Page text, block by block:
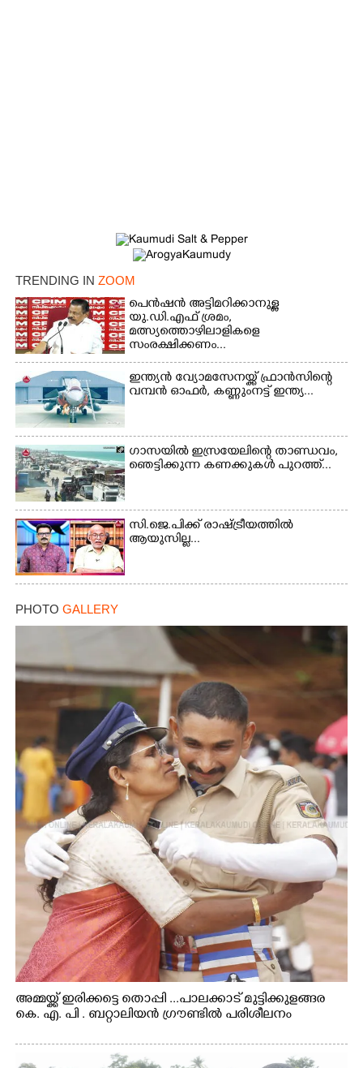
TRENDING IN ZOOM
പെൻഷൻ അട്ടിമറിക്കാനുള്ള
യു.ഡി.എഫ് ശ്രമം,
മത്സ്യത്തൊഴിലാളികളെ
സംരക്ഷിക്കണം...
ഇന്ത്യൻ വ്യോമസേനയ്ക്ക് ഫ്രാൻസിന്റെ
വമ്പൻ ഓഫർ, കണ്ണുംനട്ട് ഇന്ത്യ...
ഗാസയിൽ ഇസ്രയേലിന്റെ താണ്ഡവം,
ഞെട്ടിക്കുന്ന കണക്കുകൾ പുറത്ത്...
സി.ജെ.പിക്ക് രാഷ്ട്രീയത്തിൽ
ആയുസില്ല...
PHOTO GALLERY
അമ്മയ്ക്ക് ഇരിക്കട്ടെ തൊപ്പി ...പാലക്കാട് മുട്ടിക്കുളങ്ങര
കെ. എ. പി . ബറ്റാലിയൻ ഗ്രൗണ്ടിൽ പരിശീലനം
Share this link
Copy Link